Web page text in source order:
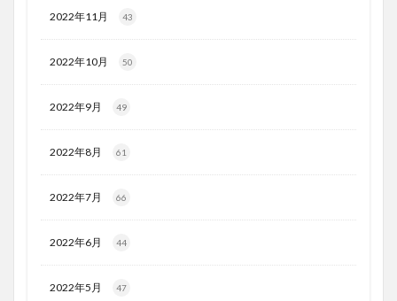
2022年11月 43
2022年10月 50
2022年9月 49
2022年8月 61
2022年7月 66
2022年6月 44
2022年5月 47